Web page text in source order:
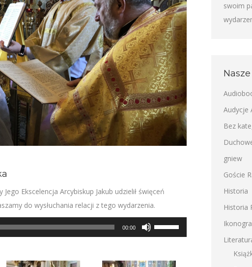
Ekscelencja Arcybiskup Jakub udzielił święceń
do wysłuchania relacji z tego wydarzenia.
00:00
Używaj
strzałek
góry/do
swoim
Audycje
Bez
gniew
Goście
Historia
Historia